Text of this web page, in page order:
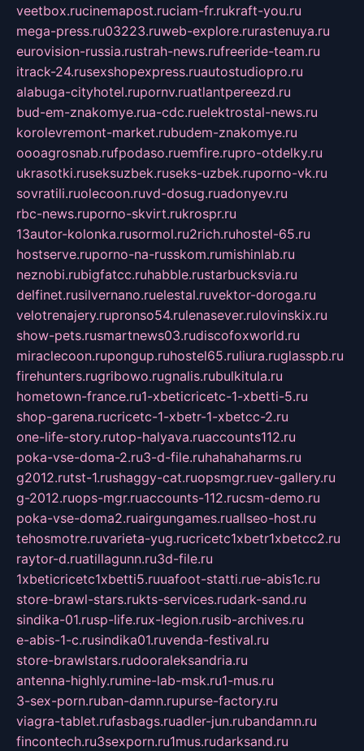
veetbox.rucinemapost.ruciam-fr.rukraft-you.ru
mega-press.ru03223.ruweb-explore.rurastenuya.ru
eurovision-russia.rustrah-news.rufreeride-team.ru
itrack-24.rusexshopexpress.ruautostudiopro.ru
alabuga-cityhotel.rupornv.ruatlantpereezd.ru
bud-em-znakomye.rua-cdc.ruelektrostal-news.ru
korolevremont-market.rubudem-znakomye.ru
oooagrosnab.rufpodaso.ruemfire.rupro-otdelky.ru
ukrasotki.ruseksuzbek.ruseks-uzbek.ruporno-vk.ru
sovratili.ruolecoon.ruvd-dosug.ruadonyev.ru
rbc-news.ruporno-skvirt.rukrospr.ru
13autor-kolonka.rusormol.ru2rich.ruhostel-65.ru
hostserve.ruporno-na-russkom.rumishinlab.ru
neznobi.rubigfatcc.ruhabble.rustarbucksvia.ru
delfinet.rusilvernano.ruelestal.ruvektor-doroga.ru
velotrenajery.rupronso54.rulenasever.rulovinskix.ru
show-pets.rusmartnews03.rudiscofoxworld.ru
miraclecoon.rupongup.ruhostel65.ruliura.ruglasspb.ru
firehunters.rugribowo.rugnalis.rubulkitula.ru
hometown-france.ru1-xbeticricetc-1-xbetti-5.ru
shop-garena.rucricetc-1-xbetr-1-xbetcc-2.ru
one-life-story.rutop-halyava.ruaccounts112.ru
poka-vse-doma-2.ru3-d-file.ruhahahaharms.ru
g2012.rutst-1.rushaggy-cat.ruopsmgr.ruev-gallery.ru
g-2012.ruops-mgr.ruaccounts-112.rucsm-demo.ru
poka-vse-doma2.ruairgungames.ruallseo-host.ru
tehosmotre.ruvarieta-yug.rucricetc1xbetr1xbetcc2.ru
raytor-d.ruatillagunn.ru3d-file.ru
1xbeticricetc1xbetti5.ruuafoot-statti.rue-abis1c.ru
store-brawl-stars.rukts-services.rudark-sand.ru
sindika-01.rusp-life.rux-legion.rusib-archives.ru
e-abis-1-c.rusindika01.ruvenda-festival.ru
store-brawlstars.rudooraleksandria.ru
antenna-highly.rumine-lab-msk.ru1-mus.ru
3-sex-porn.ruban-damn.rupurse-factory.ru
viagra-tablet.rufasbags.ruadler-jun.rubandamn.ru
fincontech.ru3sexporn.ru1mus.rudarksand.ru